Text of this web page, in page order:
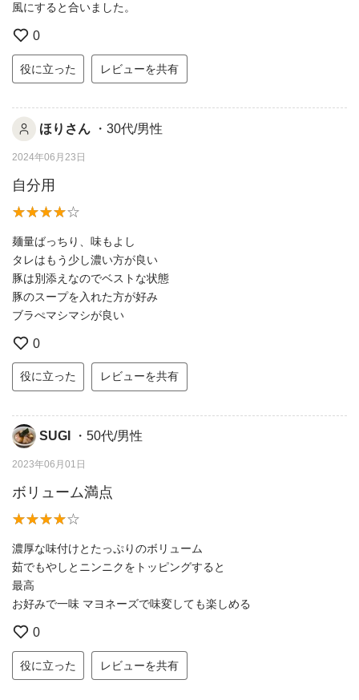
風にすると合いました。
0
役に立った レビューを共有
ほりさん ・30代/男性
2024年06月23日
自分用
麺量ばっちり、味もよし
タレはもう少し濃い方が良い
豚は別添えなのでベストな状態
豚のスープを入れた方が好み
ブラぺマシマシが良い
0
役に立った レビューを共有
SUGI ・50代/男性
2023年06月01日
ボリューム満点
濃厚な味付けとたっぷりのボリューム
茹でもやしとニンニクをトッピングすると
最高
お好みで一味 マヨネーズで味変しても楽しめる
0
役に立った レビューを共有